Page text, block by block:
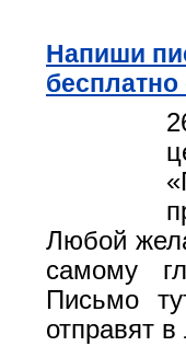
Напиши
Любой
самому
Письмо
отправят